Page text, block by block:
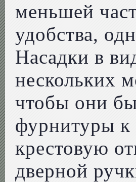
меньшей
удобства,
Насадки в
нескольких
чтобы они
фурнитуры к
крестовую
дверной